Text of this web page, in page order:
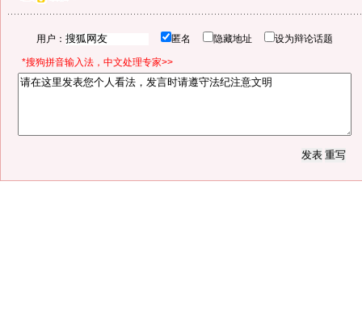
用户： 匿名 隐藏地址 设为辩论话题
*搜狗拼音输入法，中文处理专家>>